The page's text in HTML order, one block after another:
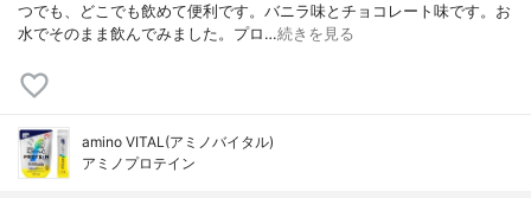
つでも、どこでも飲めて便利です。バニラ味とチョコレート味です。お
水でそのまま飲んでみました。プロ…続きを見る
amino VITAL(アミノバイタル)
アミノプロテイン